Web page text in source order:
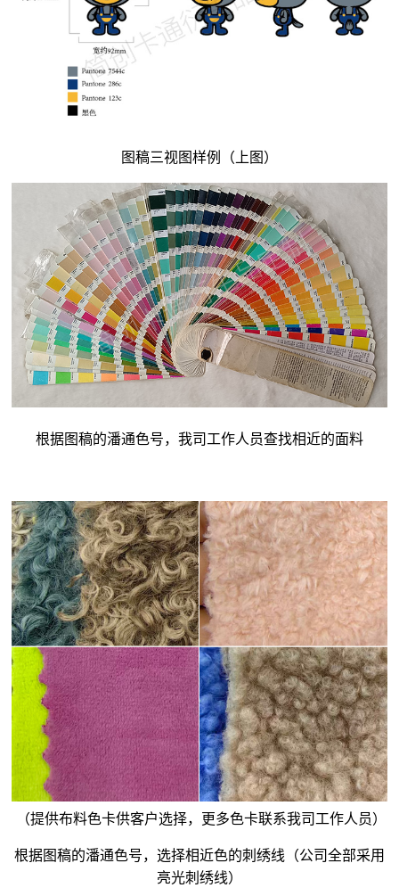
图稿三视图样例（上图）
根据图稿的潘通色号，我司工作人员查找相近的面料
（提供布料色卡供客户选择，更多色卡联系我司工作人员）
根据图稿的潘通色号，选择相近色的刺绣线（公司全部采用
亮光刺绣线）